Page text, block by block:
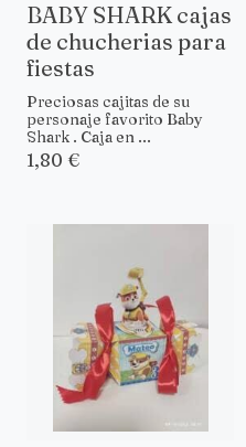
BABY SHARK cajas
de chucherias para
fiestas
Preciosas cajitas de su
personaje favorito Baby
Shark . Caja en ...
1,80 €